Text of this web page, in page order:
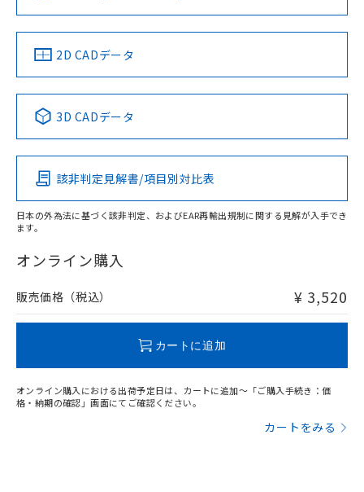
ソフトウェアの使用条件
中国 RoHS 注意事項・凡例
Pb Hg Cd Cr(VI)
O
在庫等で未対応品が混在する可能性があります。
問い合わせください。
2D CADデータ
3D CADデータ
該非判定見解書/項目別対比表
日本の外為法に基づく該非判定、およびEAR再輸出規制に関する見解が入手でき
ます。
オンライン購入
販売価格（税込） ¥ 3,520
カートに追加
オンライン購入における出荷予定日は、カートに追加～「ご購入手続き：価
格・納期の確認」画面にてご確認ください。
カートをみる